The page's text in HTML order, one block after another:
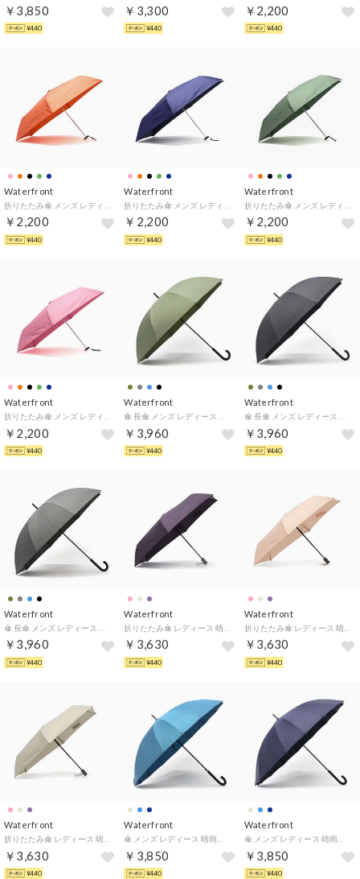
￥3,850
¥440
￥3,300
¥440
￥2,200
¥440
Waterfront
￥2,200
¥440
Waterfront
￥2,200
¥440
Waterfront
￥2,200
¥440
Waterfront
折りたたみ傘 メンズ レディース 晴雨兼用 軽量 雨傘 日傘 コンパクト UVカット 紫外線対策 撥水 サステナブル 手動 無地 シンプル ポケフラット2.0 折 55cm U355-0906 （フレッシュピンク）
￥2,200
¥440
Waterfront
傘 長傘 メンズ レディース 晴雨兼用 雨傘 日傘 大きいサイズ 大きい 大きめ 長 おしゃれ ブランド 雨 耐風 UVカット 親骨70cm 8本骨 富山サンダー キープ 70cm U170-1121（モスグリーン）
￥3,960
¥440
Waterfront
傘 長傘 メンズ レディース 晴雨兼用 雨傘 日傘 大きいサイズ 大きい 大きめ 長 おしゃれ ブランド 雨 耐風 UVカット 親骨70cm 8本骨 富山サンダー キープ 70cm U170-1121（ブラック）
￥3,960
¥440
Waterfront
￥3,960
¥440
Waterfront
￥3,630
¥440
Waterfront
折りたたみ傘 レディース 晴雨兼用 雨傘 日傘 折りたたみ 自動開閉 軽量 軽い UVカット 紫外線対策 撥水 シンプル 無地 umbulatio カルオート 折 55cm U355-1115 （ピオニー）
￥3,630
¥440
Waterfront
折りたたみ傘 レディース 晴雨兼用 雨傘 日傘 折りたたみ 自動開閉 軽量 軽い UVカット 紫外線対策 撥水 シンプル 無地 umbulatio カルオート 折 55cm U355-1115 （モカベージュ）
￥3,630
¥440
Waterfront
傘 メンズ レディース 晴雨兼用 雨傘 日傘 長傘 ジャンプ式 大きめ 16本骨 丈夫 耐風 耐風傘 UVカット 紫外線対策 花びらき ワンタッチ 16K花びらきジャンプ 65cm U165-1120 （ブルー）
￥3,850
¥440
Waterfront
傘 メンズ レディース 晴雨兼用 雨傘 日傘 長傘 ジャンプ式 大きめ 16本骨 丈夫 耐風 耐風傘 UVカット 紫外線対策 花びらき ワンタッチ 16K花びらきジャンプ 65cm U165-1120 （ダークネイビー）
￥3,850
¥440